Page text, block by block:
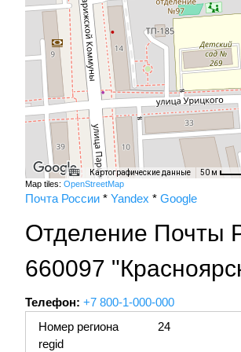
Картографические данные 50 м
Map tiles: OpenStreetMap
Почта России * Yandex * Google
Отделение Почты
660097
Телефон: +7 800-1-000-000
Номер региона
regid
24